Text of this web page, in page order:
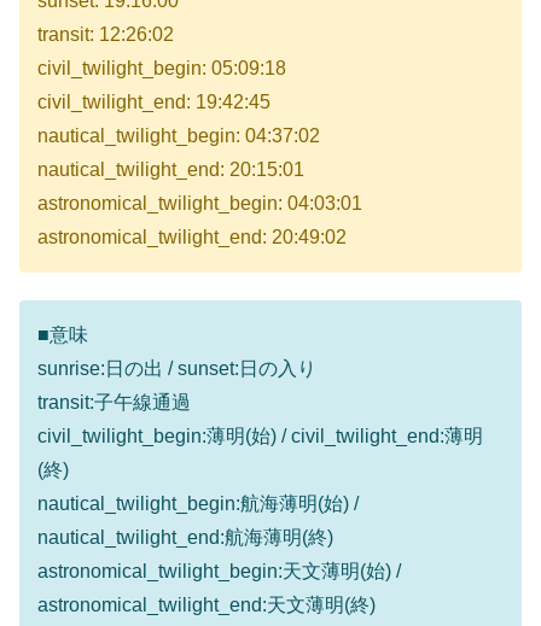
transit: 12:26:02
civil_twilight_begin: 05:09:18
civil_twilight_end: 19:42:45
nautical_twilight_begin: 04:37:02
nautical_twilight_end: 20:15:01
astronomical_twilight_begin: 04:03:01
astronomical_twilight_end: 20:49:02
■意味
sunrise:日の出 / sunset:日の入り
transit:子午線通過
civil_twilight_begin:薄明(始) / civil_twilight_end:薄明
(終)
nautical_twilight_begin:航海薄明(始) /
nautical_twilight_end:航海薄明(終)
astronomical_twilight_begin:天文薄明(始) /
astronomical_twilight_end:天文薄明(終)